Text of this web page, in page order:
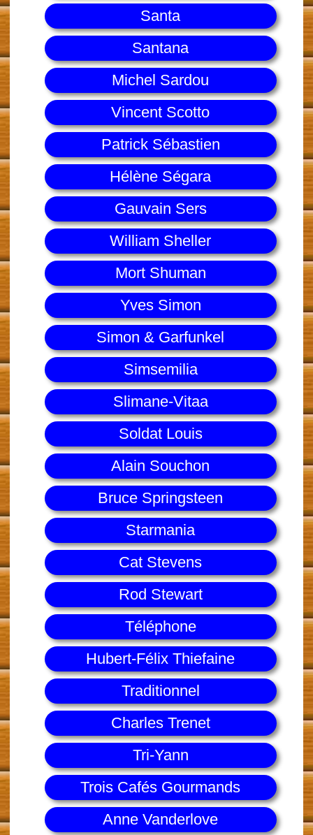
Santa
Santana
Michel Sardou
Vincent Scotto
Patrick Sébastien
Hélène Ségara
Gauvain Sers
William Sheller
Mort Shuman
Yves Simon
Simon & Garfunkel
Simsemilia
Slimane-Vitaa
Soldat Louis
Alain Souchon
Bruce Springsteen
Starmania
Cat Stevens
Rod Stewart
Téléphone
Hubert-Félix Thiefaine
Traditionnel
Charles Trenet
Tri-Yann
Trois Cafés Gourmands
Anne Vanderlove